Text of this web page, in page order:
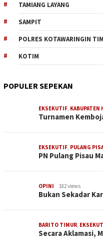
TAMIANG LAYANG
SAMPIT
POLRES KOTAWARINGIN
KOTIM
POPULER SEPEKAN
EKSEKUTIF, KABUPATEN
Turnamen
EKSEKUTIF, PULANG
PN Pulang Pisau
OPINI 182 views
Bukan Sekadar
BARITO TIMUR,
Secara Aklamasi,